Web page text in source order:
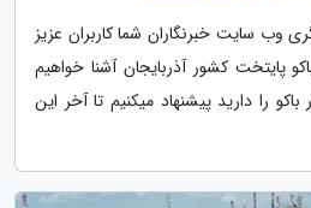
وب سایت خبرنگاران شما کاربران عزیز
پایتخت کشور آذربایجان آشنا خواهیم
را دارید پیشنهاد میکنیم تا آخر این